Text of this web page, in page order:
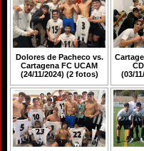
Dolores de Pacheco vs.
Cartagena FC UCAM
(24/11/2024) (2 fotos)
(03/